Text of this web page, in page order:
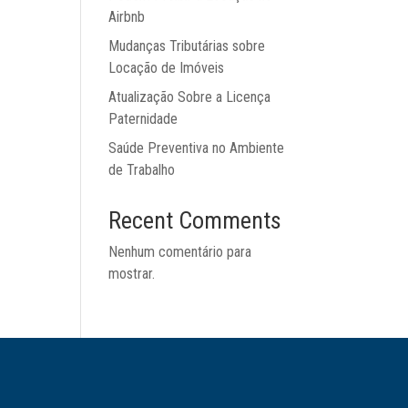
Airbnb
Mudanças Tributárias sobre
Locação de Imóveis
Atualização Sobre a Licença
Paternidade
Saúde Preventiva no Ambiente
de Trabalho
Recent Comments
Nenhum comentário para
mostrar.